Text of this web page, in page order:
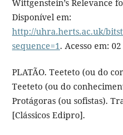
Wittgenstein’s Relevance
Disponível em:
http://uhra.herts.ac.uk/
sequence=1. Acesso em:
PLATÃO. Teeteto (ou do
Teeteto (ou do
Protágoras (ou sofistas).
[Clássicos Edipro].